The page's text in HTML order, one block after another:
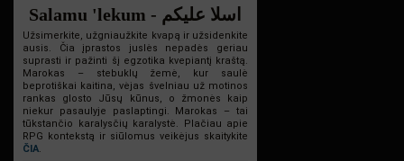
Salamu 'lekum - اسلا عليكم
Užsimerkite, užgniaužkite kvapą ir užsidenkite
ausis. Čia įprastos juslės nepadės geriau
suprasti ir pažinti šį egzotika kvepiantį kraštą.
Marokas – stebuklų žemė, kur saulė
beprotiškai kaitina, vėjas švelniau už motinos
rankas glosto Jūsų kūnus, o žmonės kaip
niekur pasaulyje paslaptingi. Marokas – tai
tūkstančio karalysčių karalystė. Plačiau apie
RPG kontekstą ir siūlomus veikėjus skaitykite
ČIA.